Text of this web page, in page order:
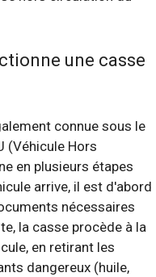
une casse
connue sous le
(Véhicule Hors
en plusieurs étapes
arrive, il est d'abord
nécessaires
la casse procède à la
en retirant les
dangereux (huile,